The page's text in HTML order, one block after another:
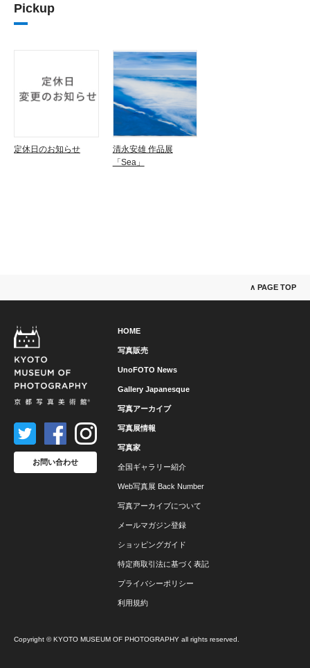
Pickup
定休日のお知らせ
清永安雄 作品展
「Sea」
∧ PAGE TOP
HOME
写真販売
UnoFOTO News
Gallery Japanesque
写真アーカイブ
写真展情報
写真家
全国ギャラリー紹介
Web写真展 Back Number
写真アーカイブについて
メールマガジン登録
ショッピングガイド
特定商取引法に基づく表記
プライバシーポリシー
利用規約
お問い合わせ
Copyright © KYOTO MUSEUM OF PHOTOGRAPHY all rights reserved.